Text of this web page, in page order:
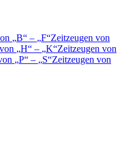
B – F Zeitzeugen von
H – K Zeitzeugen von
P – S Zeitzeugen von